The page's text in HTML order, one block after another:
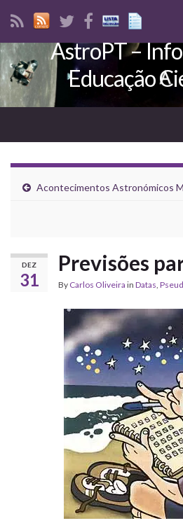
Search for:
AstroPT –
Educação
Acontecimentos Astronómicos
DEZ
31
Previsões
By Carlos Oliveira in Datas,